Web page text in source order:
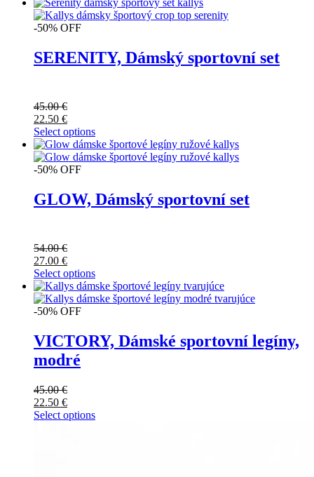
-50% OFF
SERENITY, Dámský sportovní set
45.00€
22.50 €
Select options
-50% OFF
GLOW, Dámský sportovní set
54.00€
27.00 €
Select options
-50% OFF
VICTORY, Dámské sportovní legíny,
modré
45.00€
22.50 €
Select options